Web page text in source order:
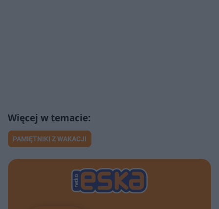
PAMIĘTNIKI Z WAKACJI